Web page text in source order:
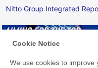
Nitto Group Integrated
Cookie Notice
We use cookies to improve